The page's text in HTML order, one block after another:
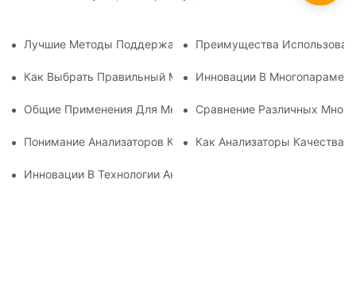
Лучшие Методы Поддержания Анализатора Растворенного
Преимущества
Как Выбрать Правильный Многочисленный Счетчик
Инновации В
Общие Применения Для Многопараметрических
Сравнение Различных
Понимание Анализаторов Качества Воды: Всеобъемлющий
Как Анализаторы
Инновации В Технологии Анализатора Качества Воды-1